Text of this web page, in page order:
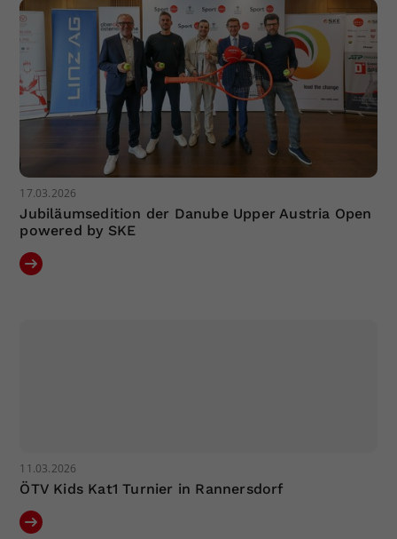
17.03.2026
Jubiläumsedition der Danube Upper Austria Open
powered by SKE
11.03.2026
ÖTV Kids Kat1 Turnier in Rannersdorf